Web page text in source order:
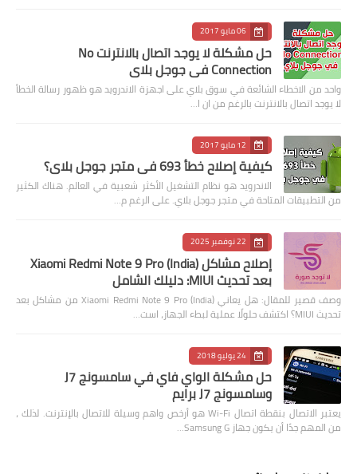
06 مايو 2017
حل مشكلة لا يوجد اتصال بالانترنت No
Connection في جوجل بلاي
واحد من الاخطاء الشائعة في سوق بلاي على اجهزة الاندرويد هو ظهور رسالة الخطأ
لا يوجد اتصال بالانترنت بالرغم من ان ا…
12 مايو 2017
كيفية إصلاح خطأ 693 في متجر جوجل بلاي؟
الاندرويد هو نظام التشغيل الأكثر شعبية في العالم. هناك الكثير
من التطبيقات المتاحة في متجر جوجل بلاي. على الرغم م…
22 نوفمبر 2025
إصلاح مشاكل Xiaomi Redmi Note 9 Pro (India)
بعد تحديث MIUI: دليلك الشامل
وصف قصير للمقال: هل يعاني Xiaomi Redmi Note 9 Pro (India) من مشاكل بعد
تحديث MIUI؟ اكتشف حلولًا عملية لبطء الجهاز، است…
24 يوليو 2018
حل مشكلة الواي فاي في سامسونج J7
وسامسونج J7 برايم
يعتبر الاتصال بنقطة اتصال Wi-Fi هو أرخص واهم وسيلة للاتصال بالإنترنت. لذلك ،
من المهم جدًا أن يكون جهاز Samsung G…